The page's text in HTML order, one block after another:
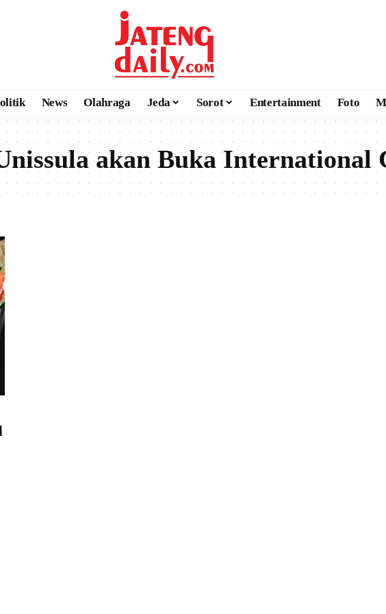
News Olahraga Jeda Sorot Entertainment Foto
akan Buka International